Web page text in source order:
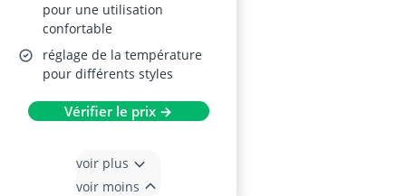
pour une utilisation
confortable
réglage de la température
pour différents styles
Vérifier le prix →
voir plus
voir moins